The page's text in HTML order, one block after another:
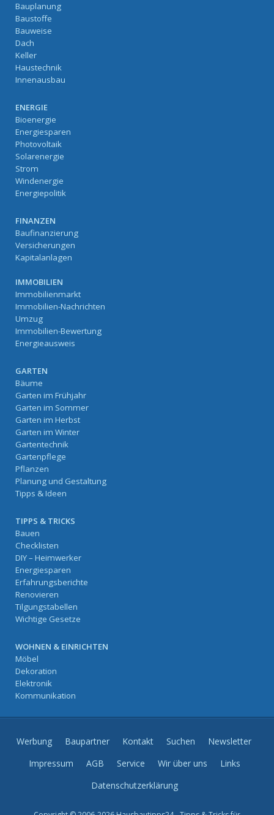
Bauplanung
Baustoffe
Bauweise
Dach
Keller
Haustechnik
Innenausbau
ENERGIE
Bioenergie
Energiesparen
Photovoltaik
Solarenergie
Strom
Windenergie
Energiepolitik
FINANZEN
Baufinanzierung
Versicherungen
Kapitalanlagen
IMMOBILIEN
Immobilienmarkt
Immobilien-Nachrichten
Umzug
Immobilien-Bewertung
Energieausweis
GARTEN
Bäume
Garten im Frühjahr
Garten im Sommer
Garten im Herbst
Garten im Winter
Gartentechnik
Gartenpflege
Pflanzen
Planung und Gestaltung
Tipps & Ideen
TIPPS & TRICKS
Bauen
Checklisten
DIY – Heimwerker
Energiesparen
Erfahrungsberichte
Renovieren
Tilgungstabellen
Wichtige Gesetze
WOHNEN & EINRICHTEN
Möbel
Dekoration
Elektronik
Kommunikation
Werbung Baupartner Kontakt Suchen
Newsletter
Impressum
AGB Service Wir über uns
Links
Datenschutzerklärung